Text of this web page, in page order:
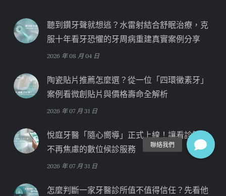
聽到鑽牙聲就想逃？水雷射結合舒眠治療，克
服十年看牙恐懼的牙周病重建真實案例分享
2026 年 08 月 04 日
陶瓷貼片推薦怎麼選？從一位「四環黴素牙」
案例看微創貼片與價格壽命全解析
2026 年 07 月 31 日
悅庭牙醫「隨心嚮導」正式上線！讓看診等待
不再焦慮的數位候診服務
2026 年 07 月 31 日
怎麼判斷一家牙醫診所值不值得信任？先看他